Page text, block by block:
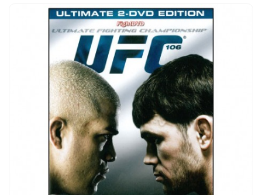
Armes
Tenues
Chaussures
Protections
Cible de frappe
Condition physique
Accessoires
Tatamis
Décoration